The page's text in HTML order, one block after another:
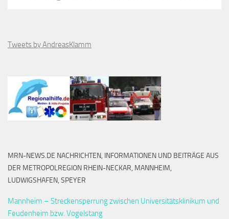
Tweets by AndreasKlamm
MRN-NEWS.DE NACHRICHTEN, INFORMATIONEN UND BEITRÄGE AUS
DER METROPOLREGION RHEIN-NECKAR, MANNHEIM,
LUDWIGSHAFEN, SPEYER
Mannheim – Streckensperrung zwischen Universitätsklinikum und
Feudenheim bzw. Vogelstang